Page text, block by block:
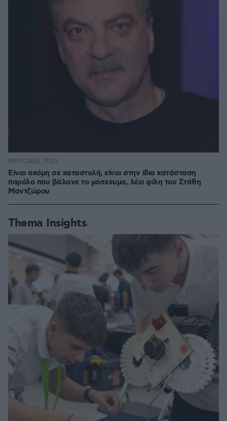
Είναι ακόμη σε καταστολή, είναι στην ίδια κατάσταση
παρόλο που βάλανε το μόσχευμα, λέει φίλη του Στάθη
Μαντζώρου
09.01.2026, 17:23
Thema Insights